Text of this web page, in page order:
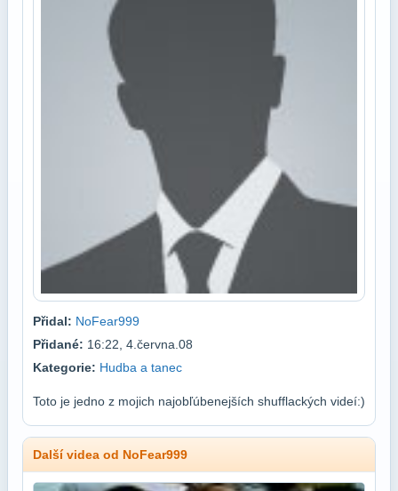
Přidal: NoFear999
Přidané: 16:22, 4.června.08
Kategorie: Hudba a tanec
Toto je jedno z mojich najobľúbenejších shufflackých videí:)
Další videa od NoFear999